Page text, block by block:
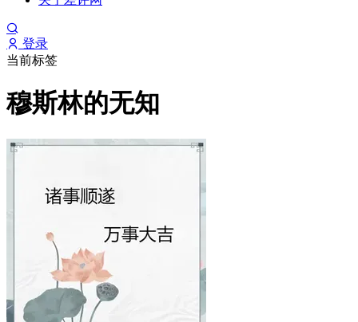
登录
当前标签
穆斯林的无知